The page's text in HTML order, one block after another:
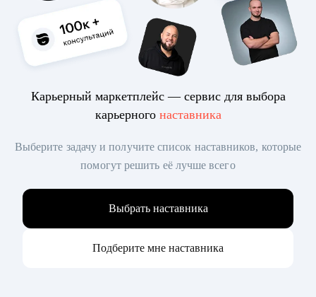
Карьерный маркетплейс — сервис для выбора
карьерного наставника
Выберите задачу и получите список наставников, которые
помогут решить её лучше всего
Выбрать наставника
Подберите мне наставника